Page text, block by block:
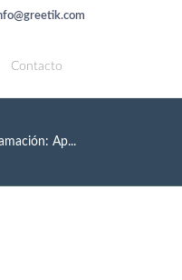
Contacto
Ap...